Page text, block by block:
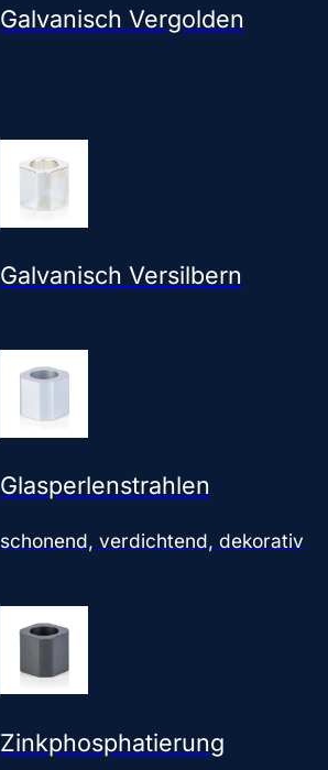
Galvanisch Vergolden
Galvanisch Versilbern
Glasperlenstrahlen
schonend, verdichtend, dekorativ
Zinkphosphatierung